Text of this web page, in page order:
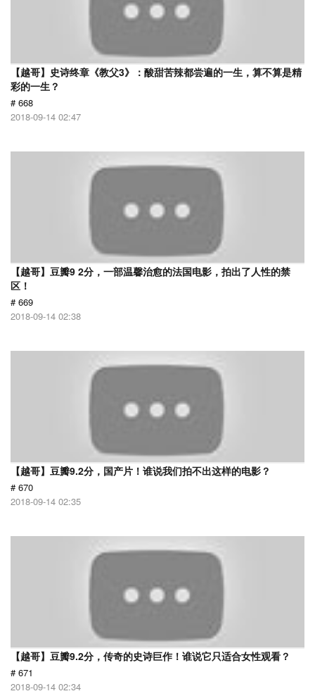
【越哥】史诗终章《教父3》：酸甜苦辣都尝遍的一生，算不算是精
彩的一生？
# 668
2018-09-14 02:47
【越哥】豆瓣9 2分，一部温馨治愈的法国电影，拍出了人性的禁
区！
# 669
2018-09-14 02:38
【越哥】豆瓣9.2分，国产片！谁说我们拍不出这样的电影？
# 670
2018-09-14 02:35
【越哥】豆瓣9.2分，传奇的史诗巨作！谁说它只适合女性观看？
# 671
2018-09-14 02:34